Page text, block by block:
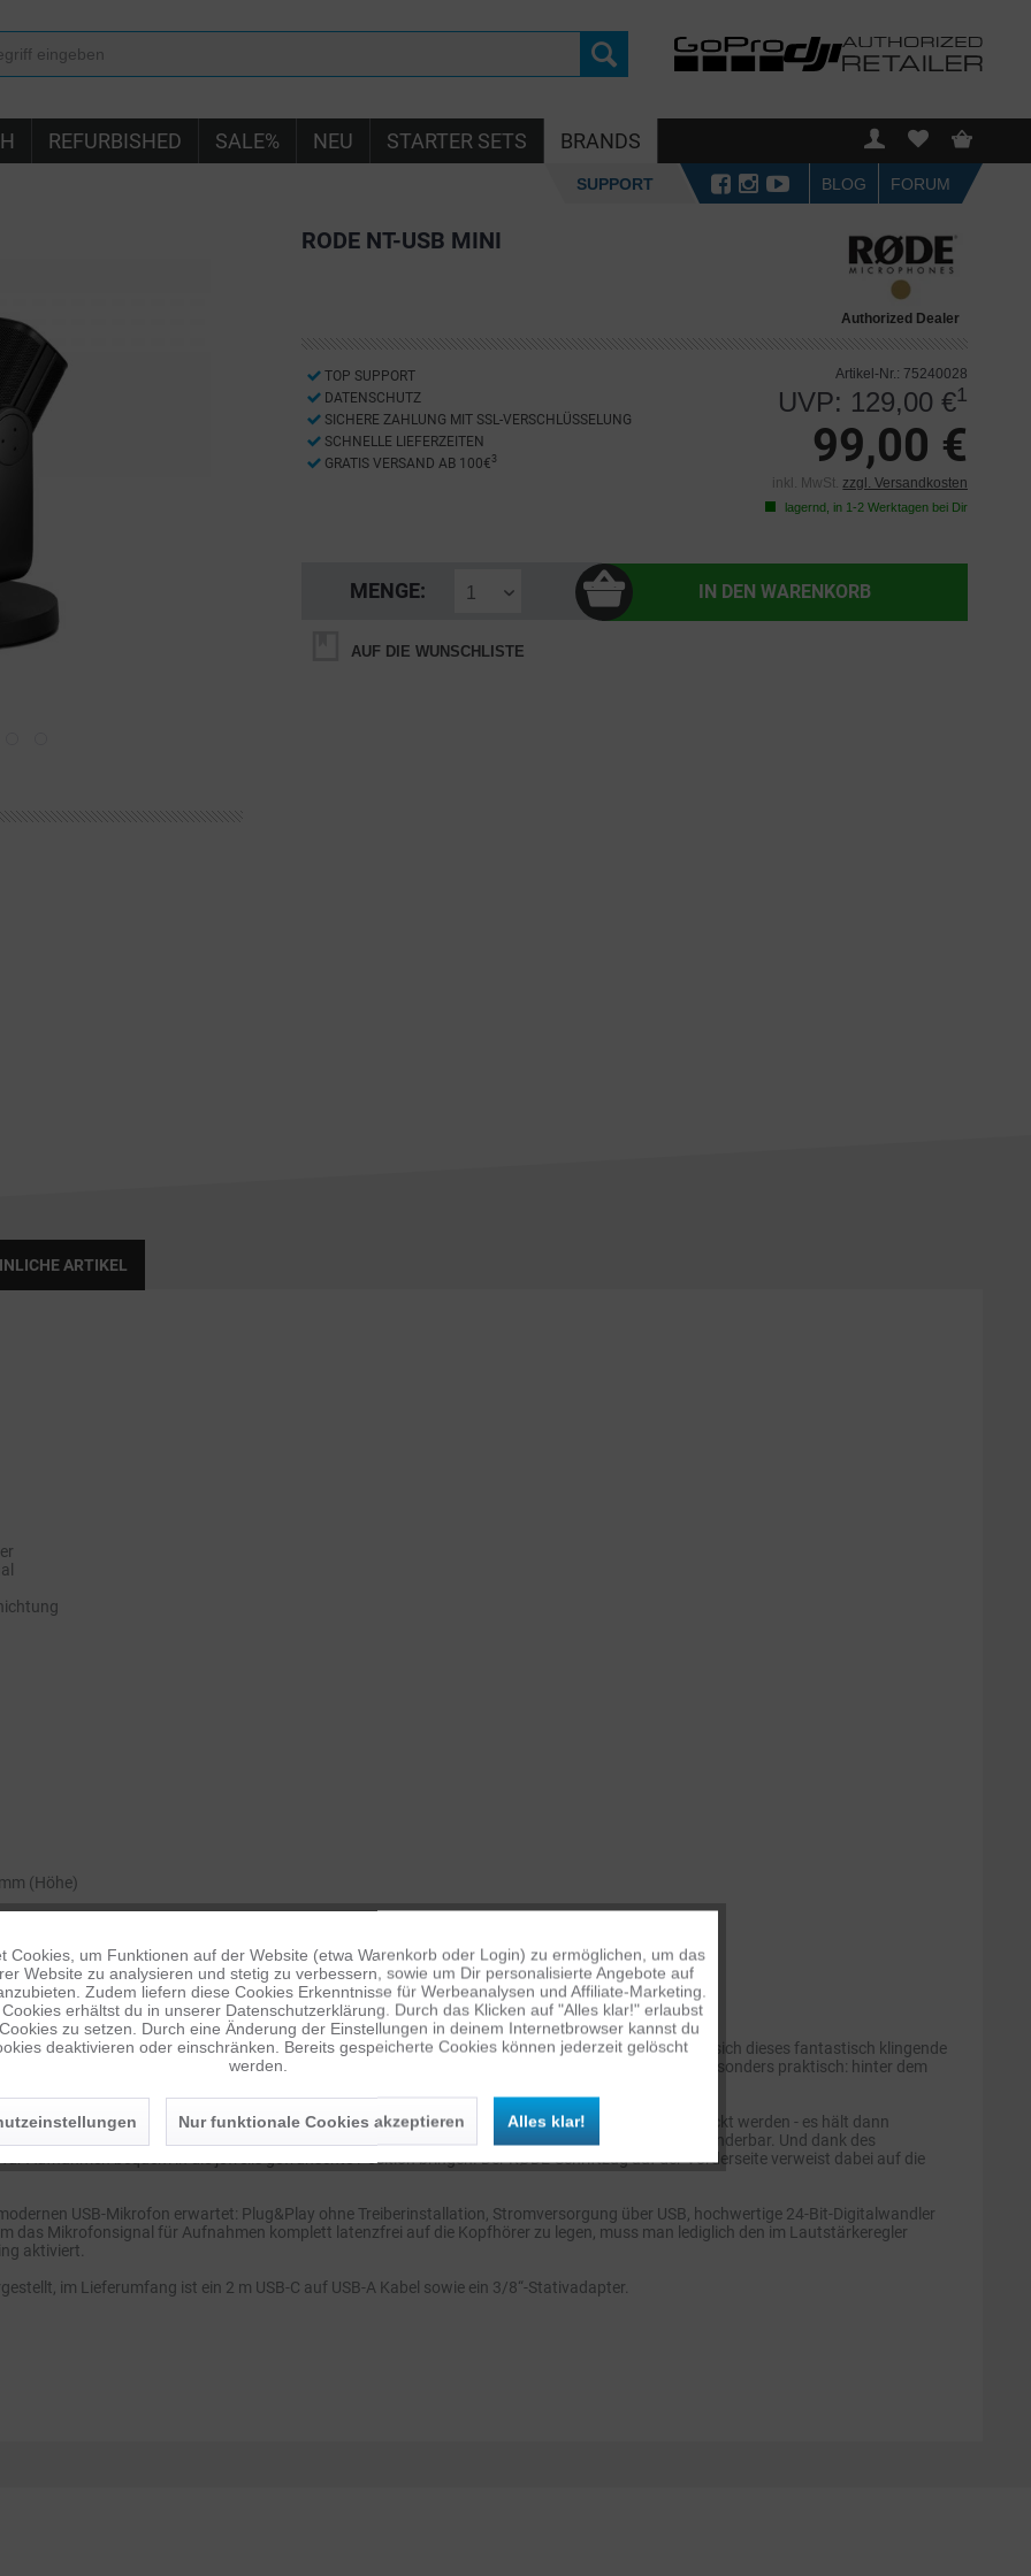
REFURBISHED SALE% NEU STARTER SETS BRANDS
SUPPORT BLOG FORUM
RODE NT-USB MINI
Authorized Dealer
TOP SUPPORT
DATENSCHUTZ
SICHERE ZAHLUNG MIT SSL-VERSCHLÜSSELUNG
SCHNELLE LIEFERZEITEN
GRATIS VERSAND AB 100€ 3
Artikel-Nr.: 75240028
UVP: 129,00 €1
99,00 €
inkl. MwSt. zzgl. Versandkosten
lagernd, in 1-2 Werktagen bei Dir
MENGE: IN DEN WARENKORB
AUF DIE WUNSCHLISTE
ARTIKEL
(Höhe)
Höhe angenehm kompakt, dabei robust und mit seiner Stahl-Haltegabel satte 585 g schwer, eignet sich dieses fantastisch klingende
Nachvertonung, für Gamer und natürlich zur Aufnahme von Gesang und Naturinstrumenten. Besonders praktisch: hinter dem
keine Probleme mit Explosivkonsonanten wie "P" und "B" bekommt.
Das Mikrofon kann zur Tischnutzung mit seiner praktischen Gabelhalterung einfach aufgesteckt werden - es hält dann
Gelenkarm verwenden, zieht man es einfach vom Sockel ab - kein Schrauben, kein Klemmen, wunderbar. Und dank des
Aufnahmen bequem in die jeweils gewünschte Position bringen. Der RØDE-Schriftzug auf der Vorderseite verweist dabei auf die
USB-Mikrofon erwartet: Plug&Play ohne Treiberinstallation, Stromversorgung über USB, hochwertige 24-Bit-Digitalwandler
das Mikrofonsignal für Aufnahmen komplett latenzfrei auf die Kopfhörer zu legen, muss man lediglich den im Lautstärkeregler
aktiviert.
im Lieferumfang ist ein 2 m USB-C auf USB-A Kabel sowie ein 3/8“-Stativadapter.
Aktiv
Inaktiv
Inaktiv
Cookies, um Funktionen auf der Website (etwa Warenkorb oder Login) zu ermöglichen, um das
Website zu analysieren und stetig zu verbessern, sowie um Dir personalisierte Angebote auf
Zudem liefern diese Cookies Erkenntnisse für Werbeanalysen und Affiliate-Marketing.
erhältst du in unserer Datenschutzerklärung. Durch das Klicken auf "Alles klar!" erlaubst
zu setzen. Durch eine Änderung der Einstellungen in deinem Internetbrowser kannst du
deaktivieren oder einschränken. Bereits gespeicherte Cookies können jederzeit gelöscht
werden.
Nur funktionale Cookies akzeptieren Alles klar!